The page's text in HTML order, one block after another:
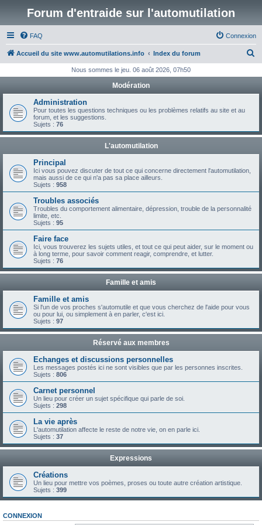
Forum d'entraide sur l'automutilation
FAQ Connexion
Accueil du site www.automutilations.info Index du forum
h
c
Nous sommes le jeu. 06 août 2026, 07h50
Modération
Administration
Pour toutes les questions techniques ou les problèmes relatifs au site et au
forum, et les suggestions.
Sujets : 76
L'automutilation
Principal
Ici vous pouvez discuter de tout ce qui concerne directement l'automutilation,
mais aussi de ce qui n'a pas sa place ailleurs.
Sujets : 958
Troubles associés
Troubles du comportement alimentaire, dépression, trouble de la personnalité
limite, etc.
Sujets : 95
Faire face
Ici, vous trouverez les sujets utiles, et tout ce qui peut aider, sur le moment ou
à long terme, pour savoir comment reagir, comprendre, et lutter.
Sujets : 76
Famille et amis
Famille et amis
Si l'un de vos proches s'automutile et que vous cherchez de l'aide pour vous
ou pour lui, ou simplement à en parler, c'est ici.
Sujets : 97
Réservé aux membres
Echanges et discussions personnelles
Les messages postés ici ne sont visibles que par les personnes inscrites.
Sujets : 806
Carnet personnel
Un lieu pour créer un sujet spécifique qui parle de soi.
Sujets : 298
La vie après
L'automutilation affecte le reste de notre vie, on en parle ici.
Sujets : 37
Expressions
Créations
Un lieu pour mettre vos poèmes, proses ou toute autre création artistique.
Sujets : 399
CONNEXION